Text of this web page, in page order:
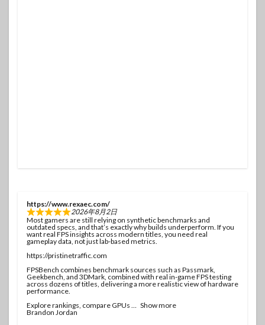
https://www.rexaec.com/
2026年8月2日
Most gamers are still relying on synthetic benchmarks and
outdated specs, and that’s exactly why builds underperform. If you
want real FPS insights across modern titles, you need real
gameplay data, not just lab-based metrics.
https://pristinetraffic.com
FPSBench combines benchmark sources such as Passmark,
Geekbench, and 3DMark, combined with real in-game FPS testing
across dozens of titles, delivering a more realistic view of hardware
performance.
Explore rankings, compare GPUs
Show more
Brandon Jordan